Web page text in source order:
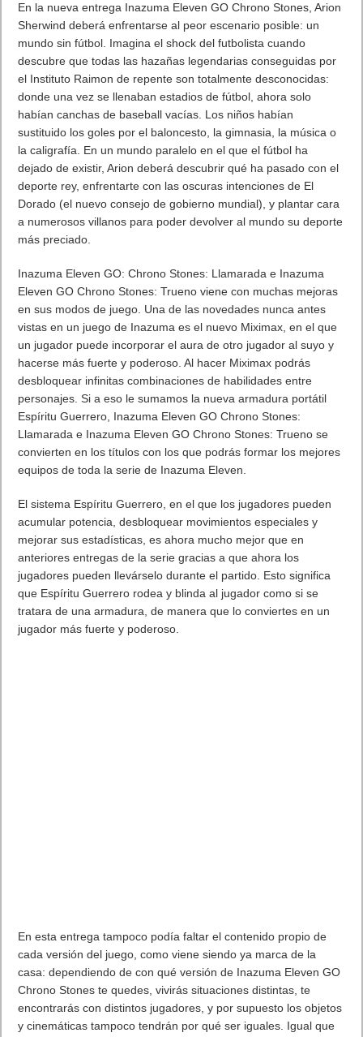
En la nueva entrega Inazuma Eleven GO Chrono Stones, Arion
Sherwind deberá enfrentarse al peor escenario posible: un
mundo sin fútbol. Imagina el shock del futbolista cuando
descubre que todas las hazañas legendarias conseguidas por
el Instituto Raimon de repente son totalmente desconocidas:
donde una vez se llenaban estadios de fútbol, ahora solo
habían canchas de baseball vacías. Los niños habían
sustituido los goles por el baloncesto, la gimnasia, la música o
la caligrafía. En un mundo paralelo en el que el fútbol ha
dejado de existir, Arion deberá descubrir qué ha pasado con el
deporte rey, enfrentarte con las oscuras intenciones de El
Dorado (el nuevo consejo de gobierno mundial), y plantar cara
a numerosos villanos para poder devolver al mundo su deporte
más preciado.
Inazuma Eleven GO: Chrono Stones: Llamarada e Inazuma
Eleven GO Chrono Stones: Trueno viene con muchas mejoras
en sus modos de juego. Una de las novedades nunca antes
vistas en un juego de Inazuma es el nuevo Miximax, en el que
un jugador puede incorporar el aura de otro jugador al suyo y
hacerse más fuerte y poderoso. Al hacer Miximax podrás
desbloquear infinitas combinaciones de habilidades entre
personajes. Si a eso le sumamos la nueva armadura portátil
Espíritu Guerrero, Inazuma Eleven GO Chrono Stones:
Llamarada e Inazuma Eleven GO Chrono Stones: Trueno se
convierten en los títulos con los que podrás formar los mejores
equipos de toda la serie de Inazuma Eleven.
El sistema Espíritu Guerrero, en el que los jugadores pueden
acumular potencia, desbloquear movimientos especiales y
mejorar sus estadísticas, es ahora mucho mejor que en
anteriores entregas de la serie gracias a que ahora los
jugadores pueden llevárselo durante el partido. Esto significa
que Espíritu Guerrero rodea y blinda al jugador como si se
tratara de una armadura, de manera que lo conviertes en un
jugador más fuerte y poderoso.
En esta entrega tampoco podía faltar el contenido propio de
cada versión del juego, como viene siendo ya marca de la
casa: dependiendo de con qué versión de Inazuma Eleven GO
Chrono Stones te quedes, vivirás situaciones distintas, te
encontrarás con distintos jugadores, y por supuesto los objetos
y cinemáticas tampoco tendrán por qué ser iguales. Igual que